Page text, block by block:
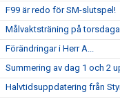
F99 är redo för SM-slutspel!
Målvaktsträning på
Förändringar i Herr A...
Summering av dag 1 och 2
Halvtidsuppdatering från